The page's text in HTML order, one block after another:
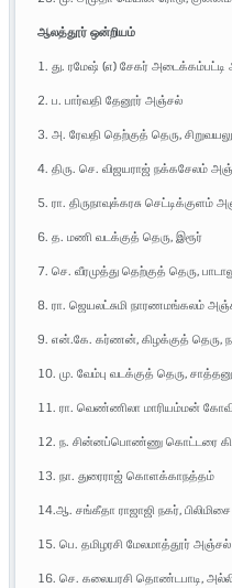
ஆலத்தூர் ஒன்றியம்
1. து. ரமேஷ் (எ) சேகர்
2. ப. பார்வதி தேனூர் அஞ்சல்
3. அ. ரேவதி தெற்குத் தெரு,
4. திரு. செ. விஜயராஜ் நக்கசேலம்
5. ரா. திருநாவுக்கரசு செட்டிக்குளம்
6. த. மணி வடக்குத் தெரு, இரூர்
7. செ. வீரமுத்து தெற்குத் தெரு,
8. ரா. ஜெயலட்சுமி நாரணமங்கலம்
9. என்.கே. கர்ணன், கிழக்குத் தெரு,
10. மு. வேம்பு வடக்குத் தெரு,
11. ரா. வெண்ணிலா மாரியம்மன்
12. ந. சின்னப்பொண்ணு கொட்டரை
13. நா. துரைராஜ் கொளக்காநத்தம்
14.ஆ. சங்கீதா ராஜாஜி நகர்,
15. பெ. தமிழரசி மேலமாத்தூர் அஞ்சல்
16. செ. கலையரசி தொண்டபாடி,